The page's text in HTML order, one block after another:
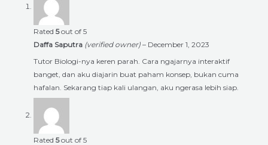
Rated 5out of 5
Daffa Saputra (verified owner) – December 1, 2023
Tutor Biologi-nya keren parah. Cara ngajarnya interaktif
banget, dan aku diajarin buat paham konsep, bukan cuma
hafalan. Sekarang tiap kali ulangan, aku ngerasa lebih siap.
Rated 5out of 5